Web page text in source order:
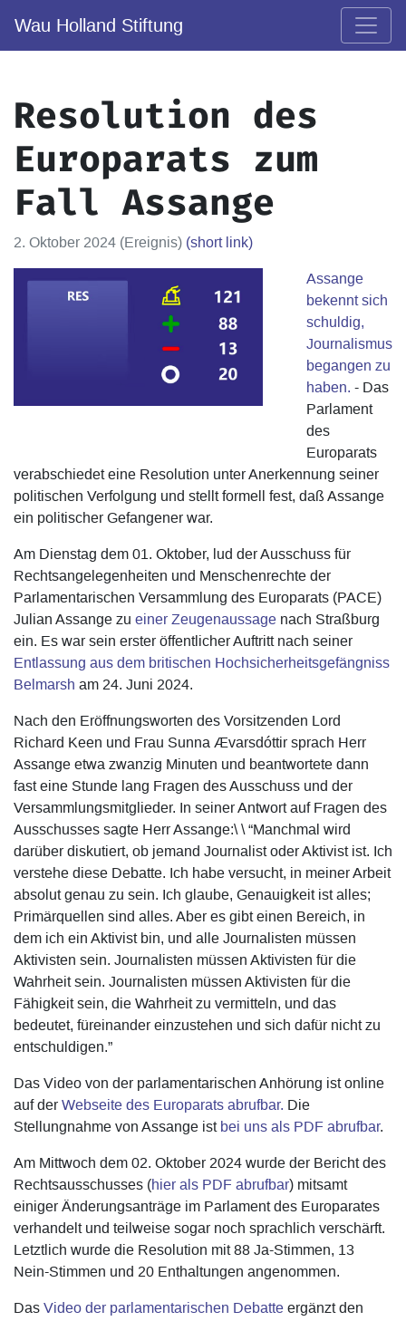
Wau Holland Stiftung
Resolution des
Europarats zum
Fall Assange
2. Oktober 2024 (Ereignis) (short link)
Assange
bekennt sich
schuldig,
Journalismus
begangen zu
haben. - Das
Parlament
des
Europarats
verabschiedet eine Resolution unter Anerkennung seiner
politischen Verfolgung und stellt formell fest, daß Assange
ein politischer Gefangener war.
Am Dienstag dem 01. Oktober, lud der Ausschuss für
Rechtsangelegenheiten und Menschenrechte der
Parlamentarischen Versammlung des Europarats (PACE)
Julian Assange zu einer Zeugenaussage nach Straßburg
ein. Es war sein erster öffentlicher Auftritt nach seiner
Entlassung aus dem britischen Hochsicherheitsgefängniss
Belmarsh am 24. Juni 2024.
Nach den Eröffnungsworten des Vorsitzenden Lord
Richard Keen und Frau Sunna Ævarsdóttir sprach Herr
Assange etwa zwanzig Minuten und beantwortete dann
fast eine Stunde lang Fragen des Ausschuss und der
Versammlungsmitglieder. In seiner Antwort auf Fragen des
Ausschusses sagte Herr Assange:\ \ “Manchmal wird
darüber diskutiert, ob jemand Journalist oder Aktivist ist. Ich
verstehe diese Debatte. Ich habe versucht, in meiner Arbeit
absolut genau zu sein. Ich glaube, Genauigkeit ist alles;
Primärquellen sind alles. Aber es gibt einen Bereich, in
dem ich ein Aktivist bin, und alle Journalisten müssen
Aktivisten sein. Journalisten müssen Aktivisten für die
Wahrheit sein. Journalisten müssen Aktivisten für die
Fähigkeit sein, die Wahrheit zu vermitteln, und das
bedeutet, füreinander einzustehen und sich dafür nicht zu
entschuldigen.”
Das Video von der parlamentarischen Anhörung ist online
auf der Webseite des Europarats abrufbar. Die
Stellungnahme von Assange ist bei uns als PDF abrufbar.
Am Mittwoch dem 02. Oktober 2024 wurde der Bericht des
Rechtsausschusses (hier als PDF abrufbar) mitsamt
einiger Änderungsanträge im Parlament des Europarates
verhandelt und teilweise sogar noch sprachlich verschärft.
Letztlich wurde die Resolution mit 88 Ja-Stimmen, 13
Nein-Stimmen und 20 Enthaltungen angenommen.
Das Video der parlamentarischen Debatte ergänzt den